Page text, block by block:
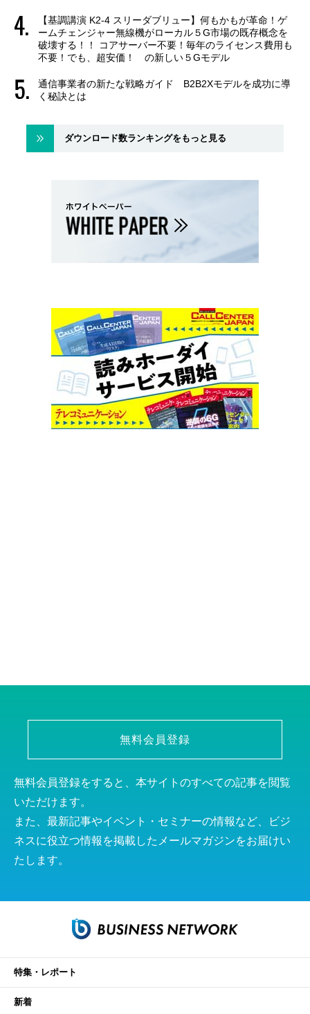
【基調講演 K2-4 スリーダブリュー】何もかもが革命！ゲ
ームチェンジャー無線機がローカル５G市場の既存概念を
破壊する！！ コアサーバー不要！毎年のライセンス費用も
不要！でも、超安価！ の新しい５Gモデル
通信事業者の新たな戦略ガイド B2B2Xモデルを成功に導
く秘訣とは
ダウンロード数ランキングをもっと見る
無料会員登録
無料会員登録をすると、本サイトのすべての記事を閲覧
いただけます。
また、最新記事やイベント・セミナーの情報など、ビジ
ネスに役立つ情報を掲載したメールマガジンをお届けい
たします。
特集・レポート
新着